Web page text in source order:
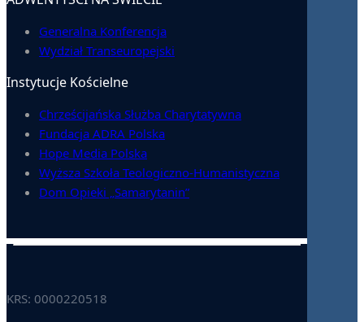
Generalna Konferencja
Wydział Transeuropejski
Instytucje Kościelne
Chrześcijańska Służba Charytatywna
Fundacja ADRA Polska
Hope Media Polska
Wyższa Szkoła Teologiczno-Humanistyczna
Dom Opieki „Samarytanin”
KRS: 0000220518